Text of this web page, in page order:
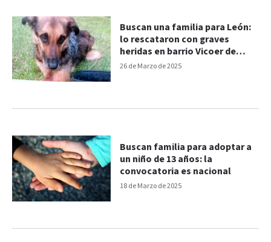
26 de Marzo de 2025
Buscan una familia para León:
lo rescataron con graves
heridas en barrio Vicoer de
Paraná
18 de Marzo de 2025
Buscan familia para adoptar a
un niño de 13 años: la
convocatoria es nacional